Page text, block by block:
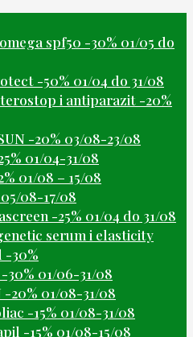
spf50 -30% 01/05 do
-50% 01/04 do 31/08
i antiparazit -20%
-20% 03/08-23/08
01/04-31/08
01/08 – 15/08
08-17/08
-25% 01/04 do 31/08
serum i elasticity
30%
30% 01/06-31/08
-20% 01/08-31/08
-15% 01/08-31/08
-15% 01/08-15/08